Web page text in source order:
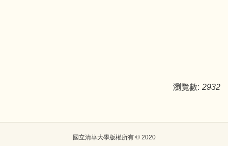
瀏覽數: 2932
國立清華大學版權所有 © 2020